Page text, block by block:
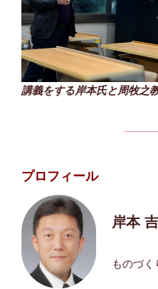
講義をする岸本氏と周牧之
プロフィール
岸本
ものづ